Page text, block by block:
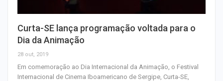
Curta-SE lança programação voltada para o
Dia da Animação
28 out, 2019
Em comemoração ao Dia Internacional da Animação, o Festival
Internacional de Cinema Iboamericano de Sergipe, Curta-SE,